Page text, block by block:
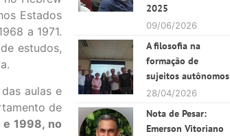
Estados
a 1971.
estudos,
aulas e
de
1998, no
2025
09/06/2026
A filosofia na
formação de
sujeitos autônomos
28/04/2026
Nota de Pesar:
Emerson Vitoriano